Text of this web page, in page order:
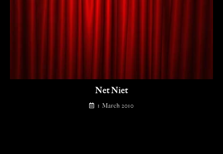
Net Niet
1 March 2010